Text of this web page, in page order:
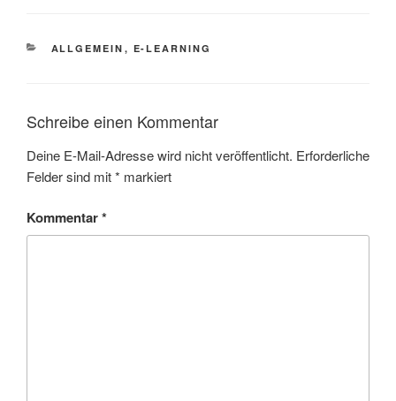
KATEGORIEN
ALLGEMEIN , E-LEARNING
Schreibe einen Kommentar
Deine E-Mail-Adresse wird nicht veröffentlicht. Erforderliche
Felder sind mit* markiert
Kommentar*